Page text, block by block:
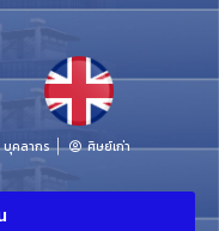
บุคลากร ศิษย์เก่า